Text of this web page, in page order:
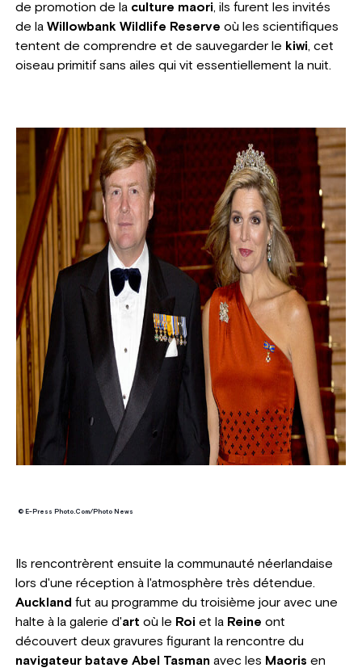
de promotion de la culture maori, ils furent les invités
de la Willowbank Wildlife Reserve où les scientifiques
tentent de comprendre et de sauvegarder le kiwi, cet
oiseau primitif sans ailes qui vit essentiellement la nuit.
© E-Press Photo.Com/Photo News
Ils rencontrèrent ensuite la communauté néerlandaise
lors d'une réception à l'atmosphère très détendue.
Auckland fut au programme du troisième jour avec une
halte à la galerie d'art où le Roi et la Reine ont
découvert deux gravures figurant la rencontre du
navigateur batave Abel Tasman avec les Maoris en